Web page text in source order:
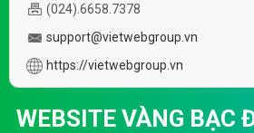
(024).6658.7378
support@vietwebgroup.vn
https://vietwebgroup.vn
WEBSITE VÀNG BẠC